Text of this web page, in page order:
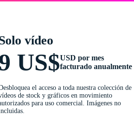
vídeo
US$USD por mes
facturado anualmente
el acceso a toda nuestra colección de
de stock y gráficos en movimiento
para uso comercial. Imágenes no